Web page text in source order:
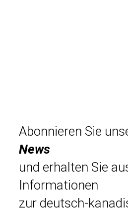
Abonnieren Sie
News
und erhalten Sie
Informationen
zur deutsch-